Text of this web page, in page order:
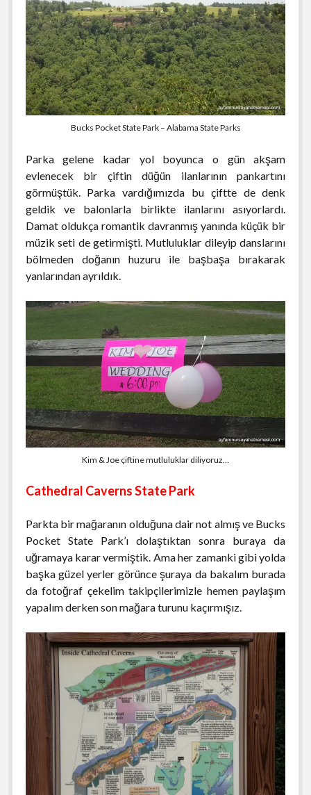
Bucks Pocket State Park – Alabama State Parks
Parka gelene kadar yol boyunca o gün akşam
evlenecek bir çiftin düğün ilanlarının pankartını
görmüştük. Parka vardığımızda bu çiftte de denk
geldik ve balonlarla birlikte ilanlarını asıyorlardı.
Damat oldukça romantik davranmış yanında küçük bir
müzik seti de getirmişti. Mutluluklar dileyip danslarını
bölmeden doğanın huzuru ile başbaşa bırakarak
yanlarından ayrıldık.
Kim & Joe çiftine mutluluklar diliyoruz…
Cathedral Caverns State Park
Parkta bir mağaranın olduğuna dair not almış ve Bucks
Pocket State Park’ı dolaştıktan sonra buraya da
uğramaya karar vermiştik. Ama her zamanki gibi yolda
başka güzel yerler görünce şuraya da bakalım burada
da fotoğraf çekelim takipçilerimizle hemen paylaşım
yapalım derken son mağara turunu kaçırmışız.